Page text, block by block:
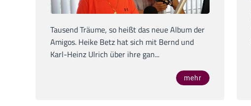
Tausend Träume, so heißt das neue Album der
Amigos. Heike Betz hat sich mit Bernd und
Karl-Heinz Ulrich über ihre gan...
mehr